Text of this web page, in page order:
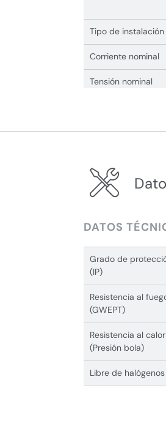
Tipo de instalación
Corriente nominal
Tensión nominal
DATOS
Grado de
(IP)
Resistencia al
(GWEPT)
Resistencia al calor
(Presión bola)
Libre de halógenos